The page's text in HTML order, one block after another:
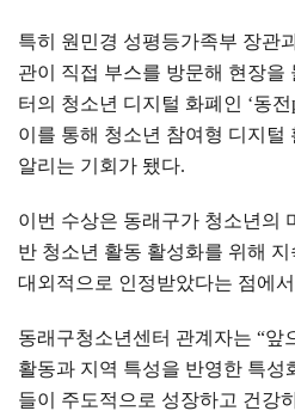
특히 원민경 성평등가족부 장관
관이 직접 부스를 방문해 현장을
터의 청소년 디지털 화폐인 ‘동전
이를 통해 청소년 참여형 디지털
알리는 기회가 됐다.
이번 수상은 동래구가 청소년의
반 청소년 활동 활성화를 위해 지
대외적으로 인정받았다는 점에
동래구청소년센터 관계자는 “앞
활동과 지역 특성을 반영한 특성
들이 주도적으로 성장하고 건강